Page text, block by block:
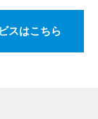
スはこちら